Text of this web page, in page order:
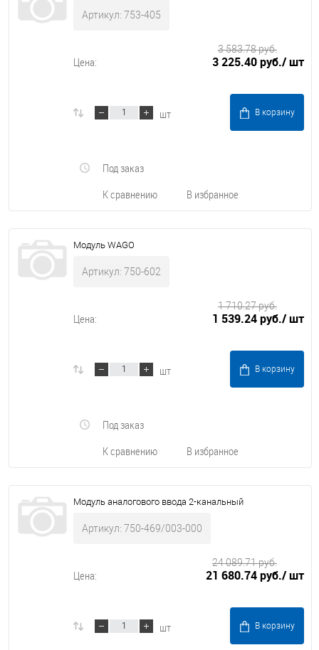
Артикул: 753-405
Цена: 3 225.40 руб./ шт
3 583.78 руб.
шт В корзину
К сравнению В избранное
Под заказ
Модуль WAGO
Артикул: 750-602
Цена: 1 539.24 руб./ шт
1 710.27 руб.
шт В корзину
К сравнению В избранное
Под заказ
Модуль аналогового ввода 2-канальный
Артикул: 750-469/003-000
Цена: 21 680.74 руб./ шт
24 089.71 руб.
шт В корзину